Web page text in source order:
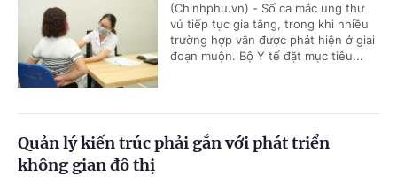
(Chinhphu.vn) - Số ca mắc ung thư
vú tiếp tục gia tăng, trong khi nhiều
trường hợp vẫn được phát hiện ở giai
đoạn muộn. Bộ Y tế đặt mục tiêu...
Quản lý kiến trúc phải gắn với phát triển
không gian đô thị